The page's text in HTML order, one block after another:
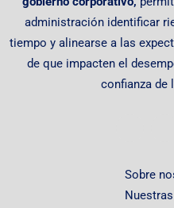
administración identificar
tiempo y alinearse a las
de que impacten el
confianza de
Sobre